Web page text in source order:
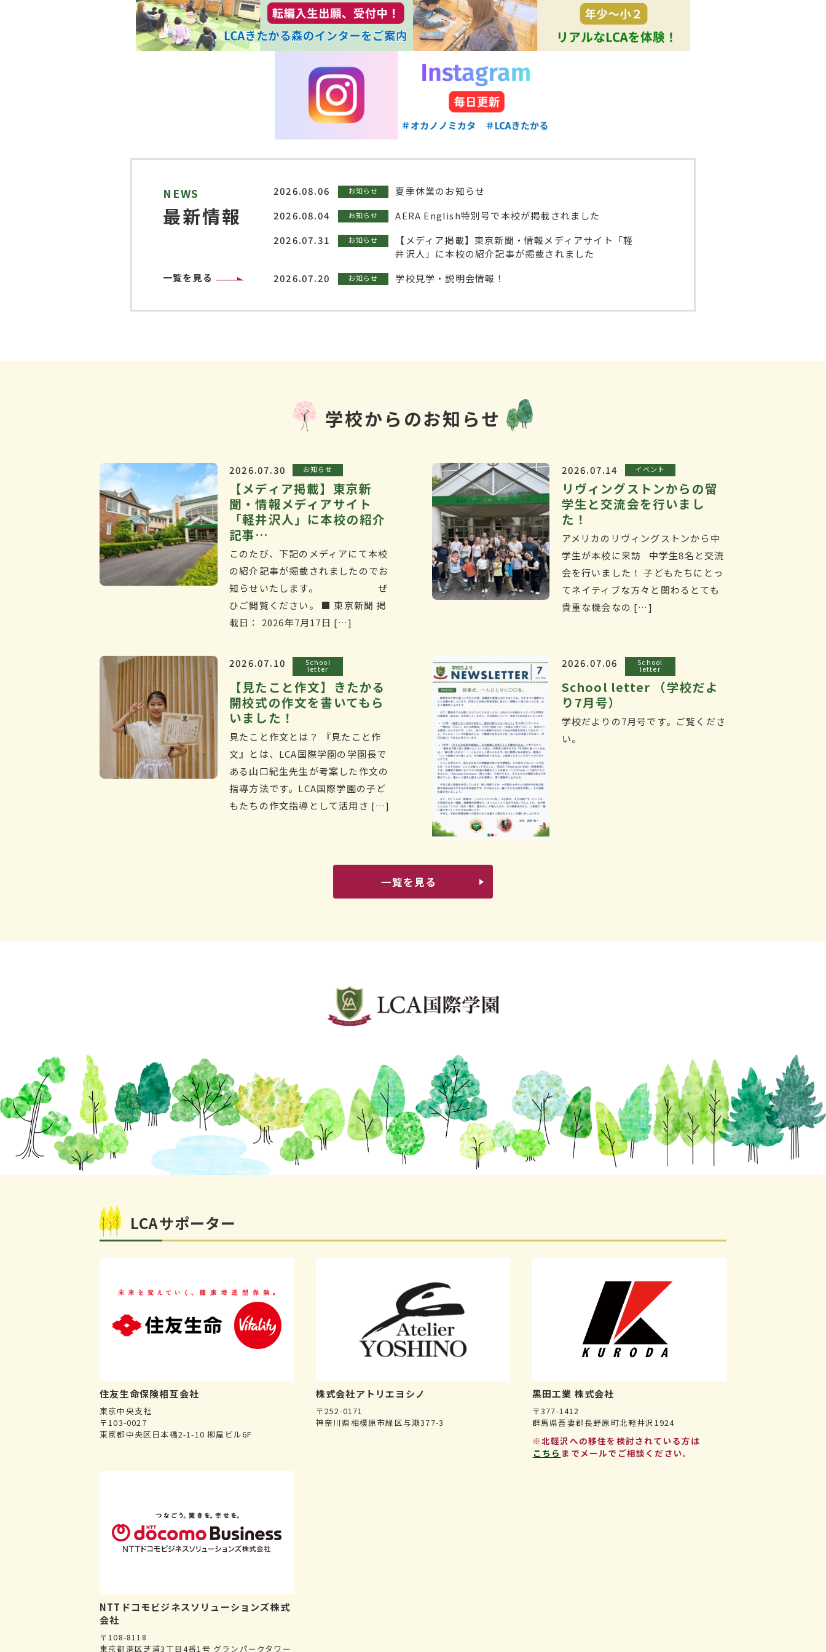
NEWS
最新情報
一覧を見る
2026.08.06 お知らせ
夏季休業のお知らせ
2026.08.04
お知らせ
AERA English特別号で本校が掲載されました
2026.07.31
お知らせ
【メディア掲載】東京新聞・情報メディアサイト「軽
井沢人」に本校の紹介記事が掲載されました
2026.07.20
お知らせ 学校見学・説明会情報！
学校からのお知らせ
2026.07.30 お知らせ
【メディア掲載】東京新
聞・情報メディアサイト
「軽井沢人」に本校の紹介
記事…
このたび、下記のメディアにて本校
の紹介記事が掲載されましたのでお
知らせいたします。 ぜ
ひご閲覧ください。 ■ 東京新聞 掲
載日： 2026年7月17日 […]
2026.07.14 イベント
リヴィングストンからの留
学生と交流会を行いまし
た！
アメリカのリヴィングストンから中
学生が本校に来訪 中学生8名と交流
会を行いました！ 子どもたちにとっ
てネイティブな方々と関わるとても
貴重な機会なの […]
2026.07.10 School
letter
【見たこと作文】きたかる
開校式の作文を書いてもら
いました！
見たこと作文とは？ 『見たこと作
文』とは、LCA国際学園の学園長で
ある山口紀生先生が考案した作文の
指導方法です。LCA国際学園の子ど
もたちの作文指導として活用さ […]
2026.07.06 School
letter
School letter （学校だよ
り7月号）
学校だよりの7月号です。ご覧くださ
い。
一覧を見る
LCAサポーター
住友生命保険相互会社
東京中央支社
〒103-0027
東京都中央区日本橋2-1-10 柳屋ビル6F
株式会社アトリエヨシノ
〒252-0171
神奈川県相模原市緑区与瀬377-3
黒田工業 株式会社
〒377-1412
群馬県吾妻郡長野原町北軽井沢1924
※北軽沢への移住を検討されている方は
こちら までメールでご相談ください。
NTTドコモビジネスソリューションズ株式
会社
〒108-8118
東京都港区芝浦3丁目4番1号 グランパークタワー